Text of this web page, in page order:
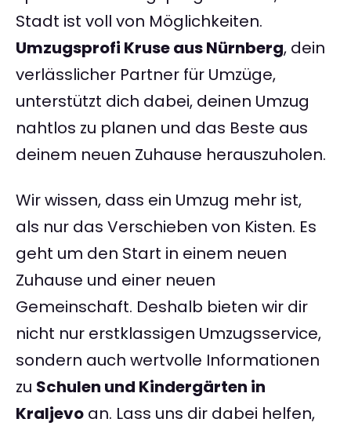
Stadt ist voll von Möglichkeiten.
Umzugsprofi Kruse aus Nürnberg, dein
verlässlicher Partner für Umzüge,
unterstützt dich dabei, deinen Umzug
nahtlos zu planen und das Beste aus
deinem neuen Zuhause herauszuholen.
Wir wissen, dass ein Umzug mehr ist,
als nur das Verschieben von Kisten. Es
geht um den Start in einem neuen
Zuhause und einer neuen
Gemeinschaft. Deshalb bieten wir dir
nicht nur erstklassigen Umzugsservice,
sondern auch wertvolle Informationen
zu Schulen und Kindergärten in
Kraljevo an. Lass uns dir dabei helfen,